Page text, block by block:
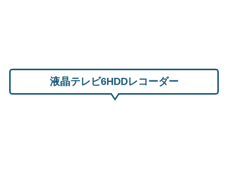
液晶テレビ6HDDレコーダー